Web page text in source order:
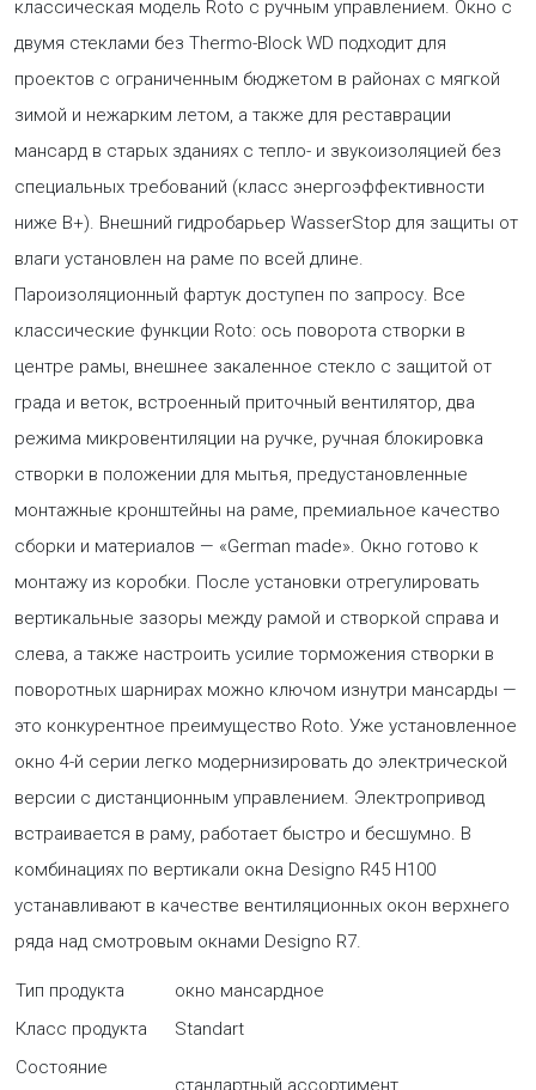
классическая модель Roto с ручным управлением. Окно с
двумя стеклами без Thermo-Block WD подходит для
проектов с ограниченным бюджетом в районах с мягкой
зимой и нежарким летом, а также для реставрации
мансард в старых зданиях с тепло- и звукоизоляцией без
специальных требований (класс энергоэффективности
ниже B+). Внешний гидробарьер WasserStop для защиты от
влаги установлен на раме по всей длине.
Пароизоляционный фартук доступен по запросу. Все
классические функции Roto: ось поворота створки в
центре рамы, внешнее закаленное стекло с защитой от
града и веток, встроенный приточный вентилятор, два
режима микровентиляции на ручке, ручная блокировка
створки в положении для мытья, предустановленные
монтажные кронштейны на раме, премиальное качество
сборки и материалов — «German made». Окно готово к
монтажу из коробки. После установки отрегулировать
вертикальные зазоры между рамой и створкой справа и
слева, а также настроить усилие торможения створки в
поворотных шарнирах можно ключом изнутри мансарды —
это конкурентное преимущество Roto. Уже установленное
окно 4-й серии легко модернизировать до электрической
версии с дистанционным управлением. Электропривод
встраивается в раму, работает быстро и бесшумно. В
комбинациях по вертикали окна Designo R45 H100
устанавливают в качестве вентиляционных окон верхнего
ряда над смотровым окнами Designo R7.
Тип продукта
окно мансардное
Класс продукта
Standart
Состояние
стандартный ассортимент